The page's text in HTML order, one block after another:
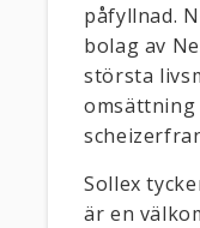
påfyllnad.
bolag av
största
omsättning
Sollex
är en